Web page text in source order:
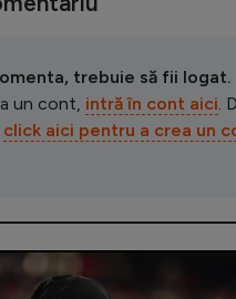
trebuie să fii logat.
un cont, intră în cont aici.
click aici pentru a crea un